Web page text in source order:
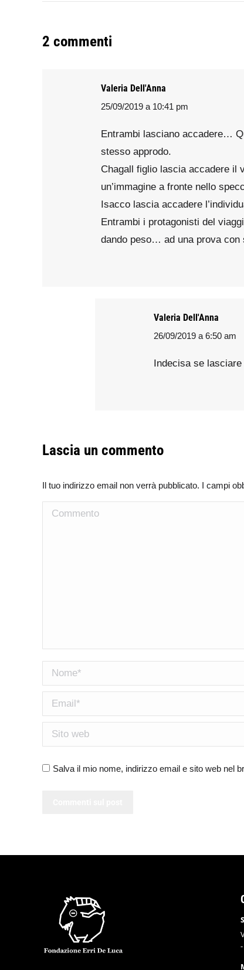
2 commenti
Valeria Dell'Anna
says:
25/09/2019 a 10:41 pm
Entrambi lasciano accadere…
stesso approdo.
Chagall figlio lascia accadere il
un’immagine a fronte nello
Isacco lascia accadere
Entrambi i protagonisti del
dando peso… ad una prova con
Valeria Dell'Anna
says:
26/09/2019 a 6:50 am
Indecisa se
Lascia un commento
Il tuo indirizzo email non verrà pubblicato. I campi
Commento
Nome *
Email *
Sito web
Salva il mio nome, indirizzo email e sito web nel